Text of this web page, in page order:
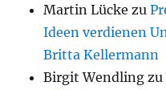
Martin Lücke zu
Ideen verdienen
Britta Kellermann
Birgit Wendling zu